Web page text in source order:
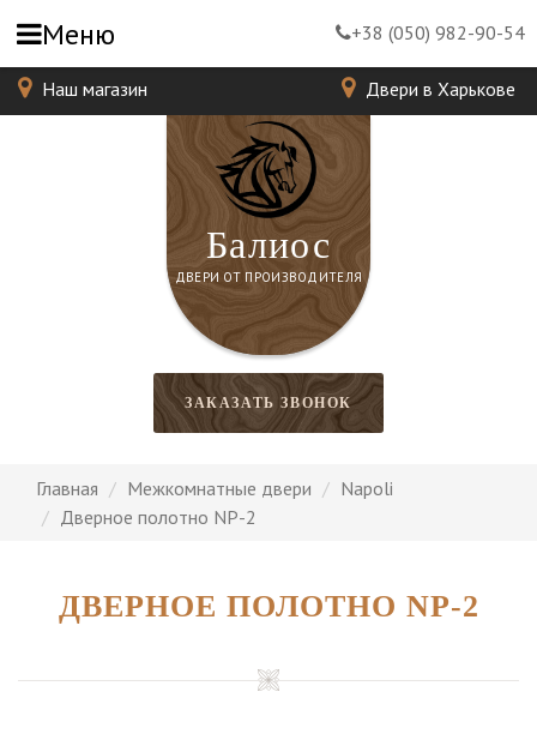
Балиос
ДВЕРИ ОТ ПРОИЗВОДИТЕЛЯ
Наш магазин Двери в Харькове
ЗАКАЗАТЬ ЗВОНОК
Главная Межкомнатные двери
Napoli
Дверное полотно NP-2
ДВЕРНОЕ ПОЛОТНО NP-2
Меню +38 (050) 982-90-54